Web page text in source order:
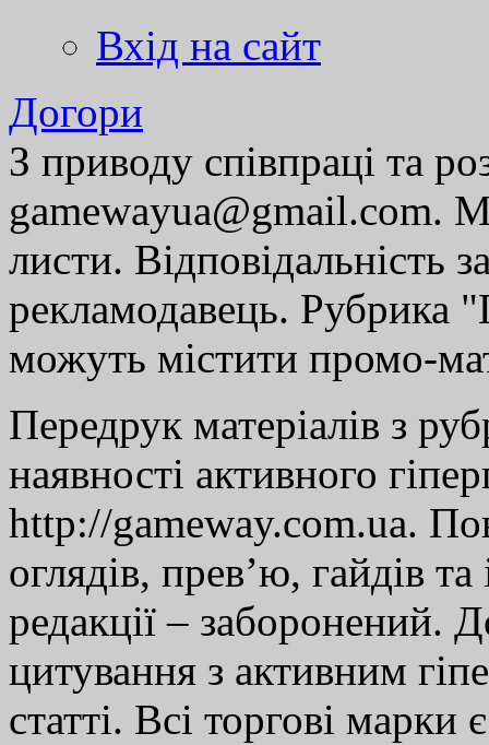
Вхід на сайт
Догори
З приводу співпраці та
gamewayua@gmail.com.
листи. Відповідальність
рекламодавець. Рубрика
можуть містити промо-
Передрук матеріалів з
наявності активного
http://gameway.com.ua.
оглядів, прев’ю, гайдів
редакції – заборонений.
цитування з активним
статті. Всі торгові марки